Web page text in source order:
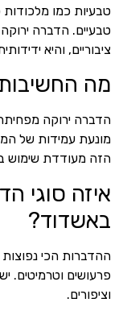
טבעיות כמו מלכודות
טבעיים. הדברה
ציבוריים, והיא
מה
הדברה ירוקה
מונעת עמידות של
הזה מעודדת שימוש
איזה סוגי
באשדוד?
ההדברות הכי
פרעושים וטרמיטים.
וציפורים.